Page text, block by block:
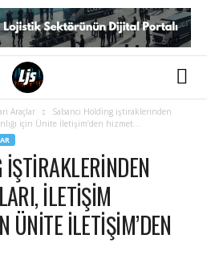
Araçlar
Sabancı Holding iştiraklerinden
için Ünite İletişim’den hizmet...
ILETIŞIM
ÜNITE İLETIŞIM’DEN